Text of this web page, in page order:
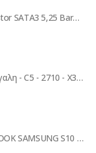
Tandberg RDX intern Quikstor SATA3 5,25 Bare Drive 8813-RDX
Οθονη Για Nokia 7020 Μεγαλη - C5 - 2710 - X3 - X2 OR
SENSO CLASSIC STAND BOOK SAMSUNG S10 PLUS black